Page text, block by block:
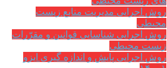
روش اجرایی مدیریت منابع زیست
محیطی
روش اجرایی شناسایی قوانین و مقرّرات
زیست محیطی
روش اجرایی پایش و اندازه گیری ایزو